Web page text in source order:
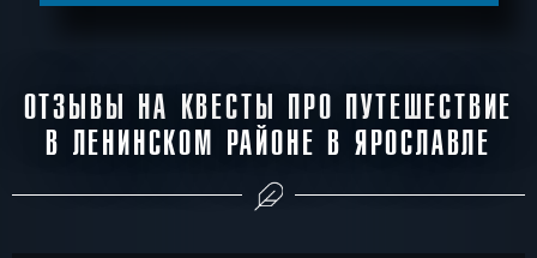
ОТЗЫВЫ НА КВЕСТЫ ПРО ПУТЕШЕСТВИЕ
В ЛЕНИНСКОМ РАЙОНЕ В ЯРОСЛАВЛЕ